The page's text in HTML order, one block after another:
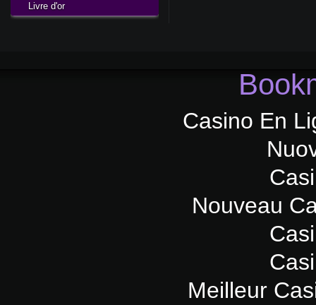
Livre d'or
Casino En
Nouveau
Meilleur